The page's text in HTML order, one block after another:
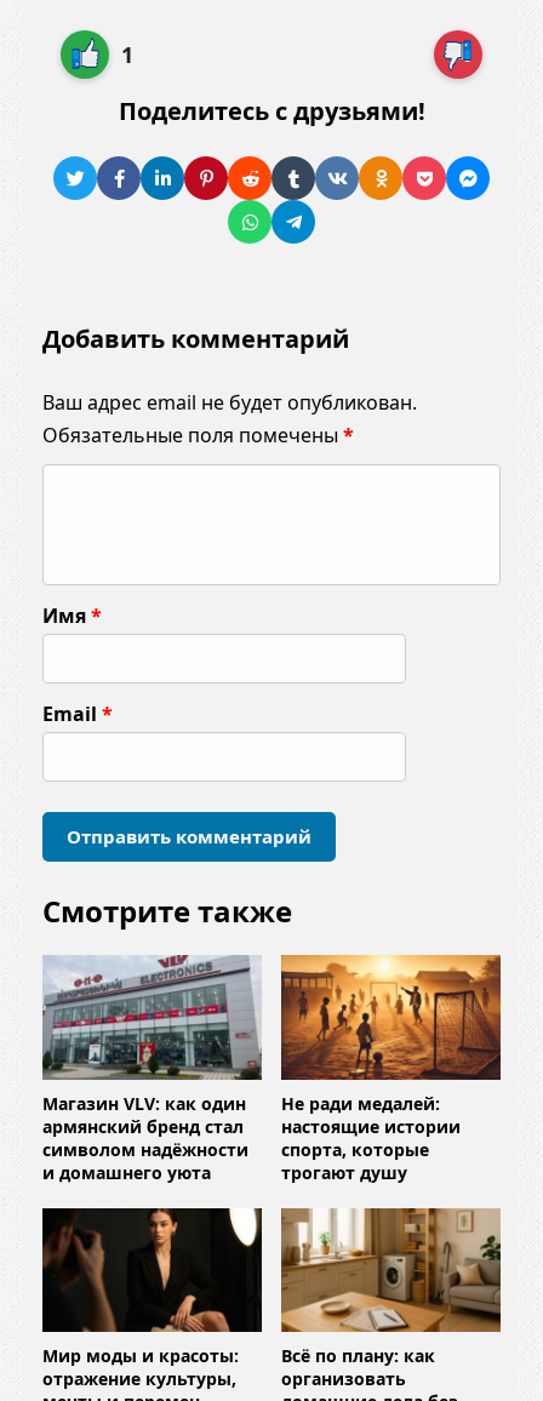
1
Поделитесь с друзьями!
Добавить комментарий
Ваш адрес email не будет опубликован.
Обязательные поля помечены *
м
е
т
а
р
и
Имя*
Email *
Смотрите также
Магазин VLV: как один
армянский бренд стал
символом надёжности
и домашнего уюта
Не ради медалей:
настоящие истории
спорта, которые
трогают душу
Мир моды и красоты:
отражение культуры,
Всё по плану: как
организовать